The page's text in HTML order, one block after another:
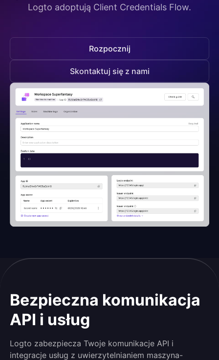
Logto adoptują Client Credentials Flow.
Rozpocznij
Skontaktuj się z nami
Bezpieczna komunikacja
API i usług
Logto zabezpiecza Twoje komunikacje API i
integracje usług z uwierzytelnianiem maszyna-